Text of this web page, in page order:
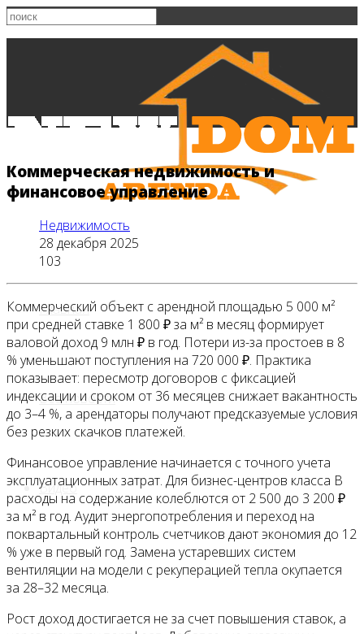
Главная
Все новости
Видео
Коммерческая недвижимость и
финансовое управление
Недвижимость
28 декабря 2025
103
Коммерческий объект с арендной площадью 5 000 м²
при средней ставке 1 800 ₽ за м² в месяц формирует
валовой доход 9 млн ₽ в год. Потери из-за простоев в 8
% уменьшают поступления на 720 000 ₽. Практика
показывает: пересмотр договоров с фиксацией
индексации и сроком от 36 месяцев снижает вакантность
до 3–4 %, а арендаторы получают предсказуемые условия
без резких скачков платежей.
Финансовое управление начинается с точного учета
эксплуатационных затрат. Для бизнес-центров класса B
расходы на содержание колеблются от 2 500 до 3 200 ₽
за м² в год. Аудит энергопотребления и переход на
поквартальный контроль счетчиков дают экономия до 12
% уже в первый год. Замена устаревших систем
вентиляции на модели с рекуперацией тепла окупается
за 28–32 месяца.
Рост доход достигается не за счет повышения ставок, а